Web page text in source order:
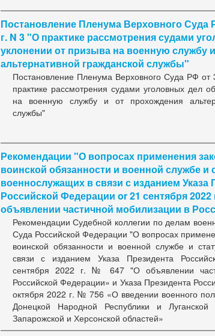
Постановление Пленума Верховного Суда
г. N 3 "О практике рассмотрения судами
уклонении от призыва на военную службу
альтернативной гражданской службы"
Постановление Пленума Верховного Суда РФ
практике рассмотрения судами уголовных дел
на военную службу и от прохождения
службы"
Рекомендации "О вопросах применения
воинской обязанности и военной службе и
военнослужащих в связи с изданием Указа
Российской Федерации or 21 сентября
объявлении частичной мобилизации в
Рекомендации Судебной коллегии по делам
Суда Российской Федерации "О вопросах
воинской обязанности и военной службе и
связи с изданием Указа Президента
сентября 2022 г. № 647 "О объявлении
Российской Федерации» и Указа Президента
октября 2022 г. № 756 «О введении военного
Донецкой Народной Республики и Луганской
Запарожской и Херсонской областей»